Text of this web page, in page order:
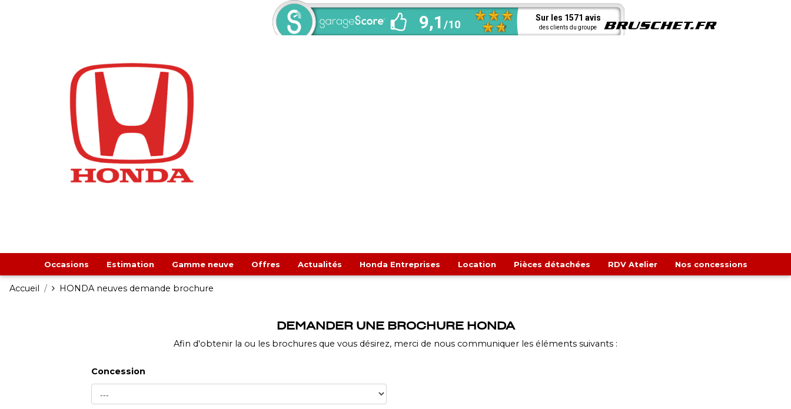
Occasions Estimation Gamme neuve Offres Actualités Honda Entreprises Location Pièces détachées RDV Atelier Nos concessions
Accueil HONDA neuves demande brochure
DEMANDER UNE BROCHURE HONDA
Afin d'obtenir la ou les brochures que vous désirez, merci de nous communiquer les éléments suivants :
Concession